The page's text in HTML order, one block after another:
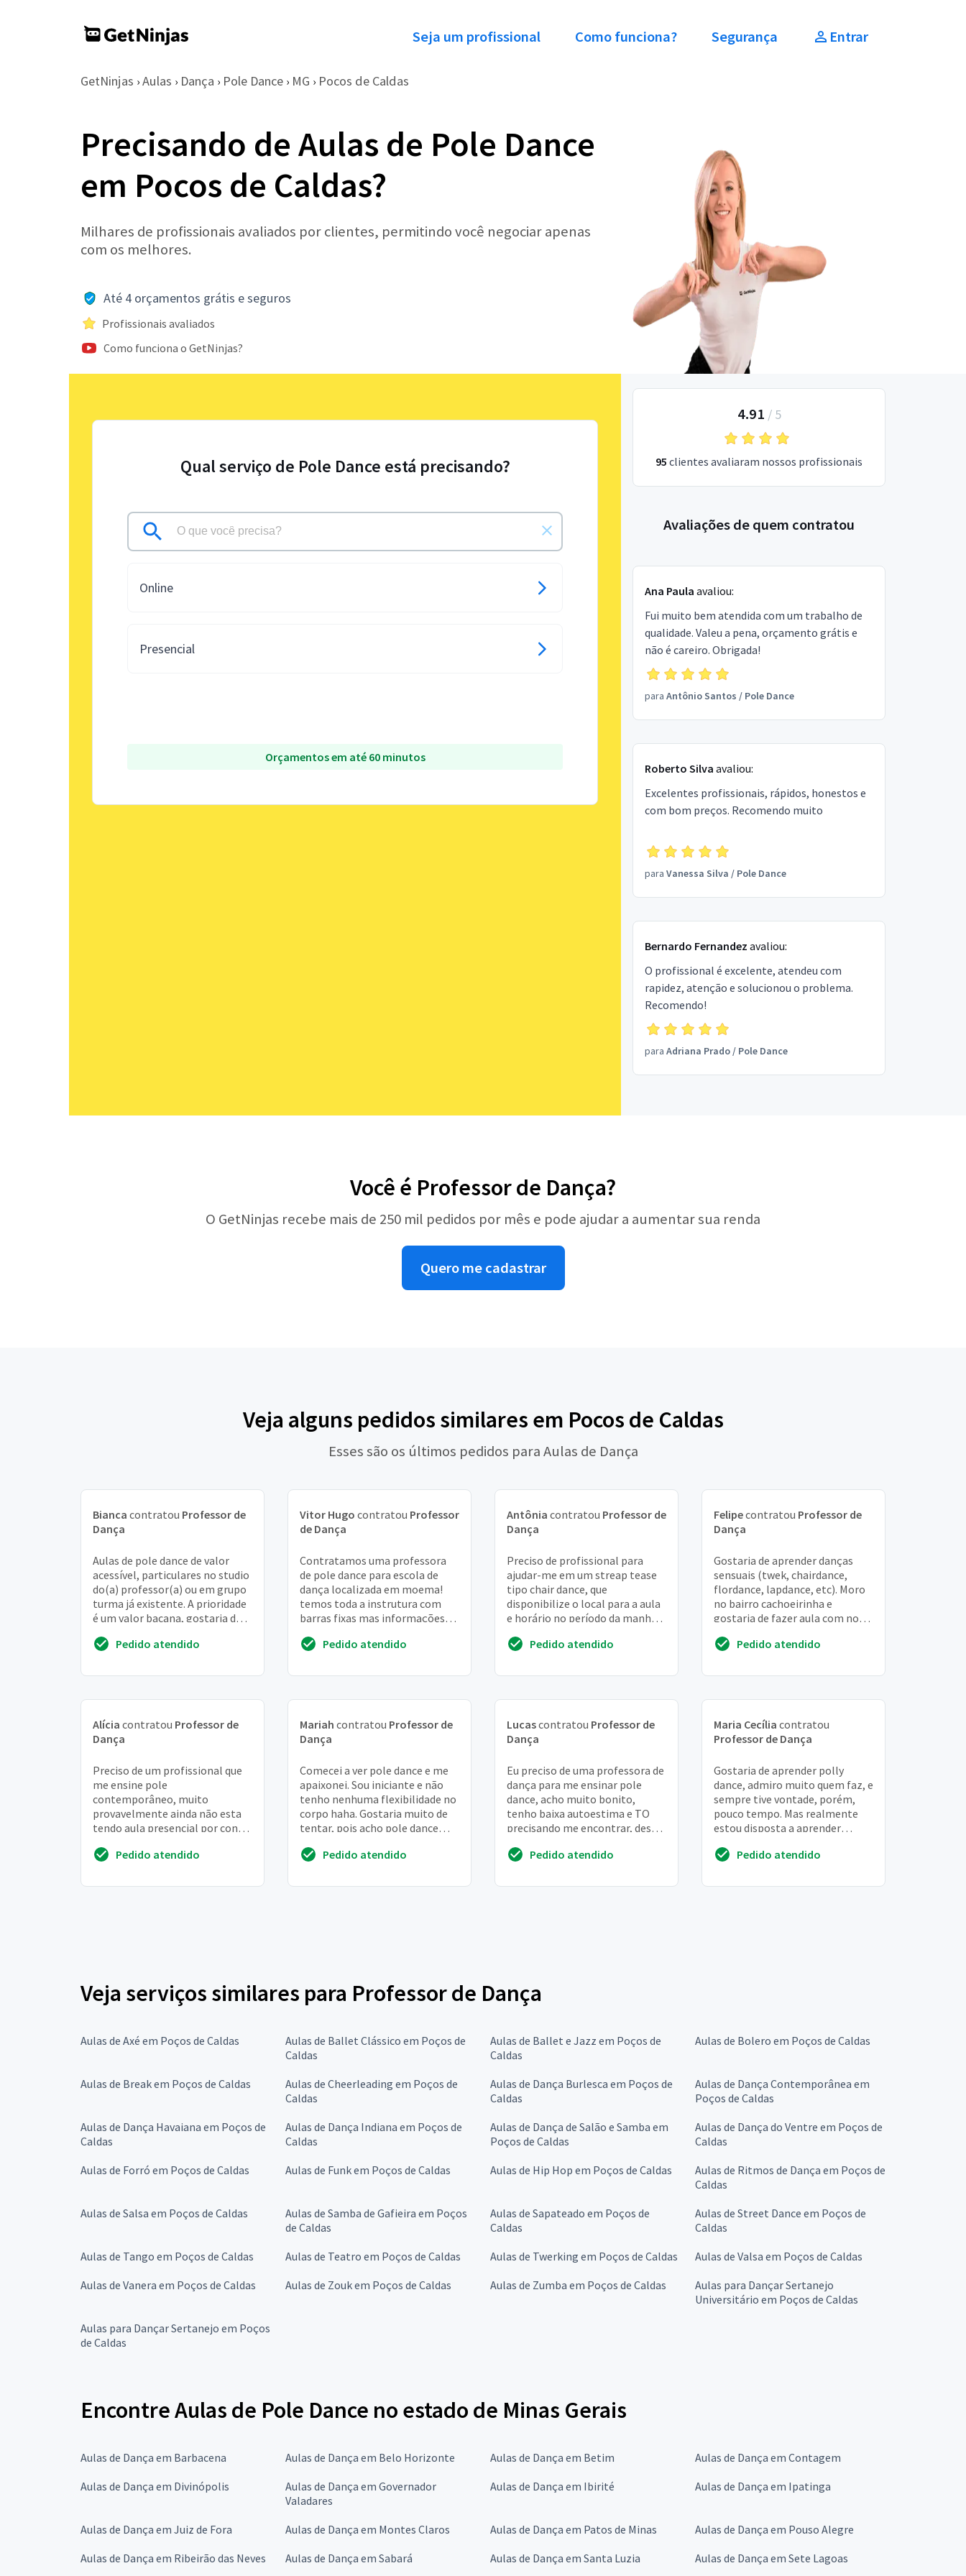
Seja um profissional Como funciona? Segurança Entrar
GetNinjas › Aulas › Dança › Pole Dance › MG › Pocos de Caldas
Precisando de Aulas de Pole Dance
em Pocos de Caldas?
Milhares de profissionais avaliados por clientes, permitindo você negociar apenas
com os melhores.
Até 4 orçamentos grátis e seguros
Profissionais avaliados
Como funciona o GetNinjas?
Qual serviço de Pole Dance está precisando?
Online
Presencial
Orçamentos em até 60 minutos
4.91 / 5
95 clientes avaliaram nossos profissionais
Avaliações de quem contratou
Ana Paula avaliou:
Fui muito bem atendida com um trabalho de
qualidade. Valeu a pena, orçamento grátis e
não é careiro. Obrigada!
para Antônio Santos / Pole Dance
Roberto Silva avaliou:
Excelentes profissionais, rápidos, honestos e
com bom preços. Recomendo muito
para Vanessa Silva / Pole Dance
Bernardo Fernandez avaliou:
O profissional é excelente, atendeu com
rapidez, atenção e solucionou o problema.
Recomendo!
para Adriana Prado/ Pole Dance
Você é Professor de Dança?
O GetNinjas recebe mais de 250 mil pedidos por mês e pode ajudar a aumentar sua renda
Quero me cadastrar
Veja alguns pedidos similares em Pocos de Caldas
Esses são os últimos pedidos para Aulas de Dança
Bianca contratou Professor de
Dança
Aulas de pole dance de valor
acessível, particulares no studio
do(a) professor(a) ou em grupo
turma já existente. A prioridade
é um valor bacana, gostaria de
semana.Pedido atendido
Vitor Hugo contratou Professor
de Dança
Contratamos uma professora
de pole dance para escola de
dança localizada em moema!
temos toda a instrutura com
barras fixas mas informações
Pedido atendido
Antônia contratou Professor de
Dança
Preciso de profissional para
ajudar-me em um streap tease
tipo chair dance, que
disponibilize o local para a aula
e horário no período da manhã,
Preferência por pro...
Pedido atendido
Felipecontratou Professor de
Dança
Gostaria de aprender danças
sensuais (twek, chairdance,
flordance, lapdance, etc). Moro
no bairro cachoeirinha e
gostaria de fazer aula com no
Pedido atendido
Alícia contratou Professor de
Dança
Preciso de um profissional que
me ensine pole
contemporâneo, muito
provavelmente ainda não esta
tendo aula presencial por conta
sendo informada, porque que...
Pedido atendido
Mariah contratou Professor de
Dança
Comecei a ver pole dance e me
apaixonei. Sou iniciante e não
tenho nenhuma flexibilidade no
corpo haha. Gostaria muito de
tentar, pois acho pole dance
Pedido atendido
Lucascontratou Professor de
Dança
Eu preciso de uma professora de
dança para me ensinar pole
dance, acho muito bonito,
tenho baixa autoestima e TO
precisando me encontrar, desde
comigo e c...
Pedido atendido
Maria Cecília contratou
Professor de Dança
Gostaria de aprender polly
dance, admiro muito quem faz, e
sempre tive vontade, porém,
pouco tempo. Mas realmente
estou disposta a aprender
dança maravilhosa
Pedido atendido
Veja serviços similares para Professor de Dança
Aulas de Axé em Poços de Caldas
Aulas de Ballet Clássico em Poços de
Caldas
Aulas de Ballet e Jazz em Poços de
Caldas
Aulas de Bolero em Poços de Caldas
Aulas de Break em Poços de Caldas
Aulas de Cheerleading em Poços de
Caldas
Aulas de Dança Burlesca em Poços de
Caldas
Aulas de Dança Contemporânea em
Poços de Caldas
Aulas de Dança Havaiana em Poços de
Caldas
Aulas de Dança Indiana em Poços de
Caldas
Aulas de Dança de Salão e Samba em
Poços de Caldas
Aulas de Dança do Ventre em Poços de
Caldas
Aulas de Forró em Poços de Caldas
Aulas de Funk em Poços de Caldas Aulas de Hip Hop em Poços de Caldas
Aulas de Ritmos de Dança em Poços de
Caldas
Aulas de Salsa em Poços de Caldas
Aulas de Samba de Gafieira em Poços
de Caldas
Aulas de Sapateado em Poços de
Caldas
Aulas de Street Dance em Poços de
Caldas
Aulas de Tango em Poços de Caldas
Aulas de Teatro em Poços de Caldas Aulas de Twerking em Poços de Caldas
Aulas de Valsa em Poços de Caldas
Aulas de Vanera em Poços de Caldas
Aulas de Zouk em Poços de Caldas Aulas de Zumba em Poços de Caldas
Aulas para Dançar Sertanejo
Universitário em Poços de Caldas
Aulas para Dançar Sertanejo em Poços
de Caldas
Encontre Aulas de Pole Dance no estado de Minas Gerais
Aulas de Dança em Barbacena Aulas de Dança em Belo Horizonte Aulas de Dança em Betim
Aulas de Dança em Contagem
Aulas de Dança em Divinópolis
Aulas de Dança em Governador
Valadares
Aulas de Dança em Ibirité Aulas de Dança em Ipatinga
Aulas de Dança em Juiz de Fora Aulas de Dança em Montes Claros Aulas de Dança em Patos de Minas
Aulas de Dança em Pouso Alegre
Aulas de Dança em Ribeirão das Neves
Aulas de Dança em Sabará Aulas de Dança em Santa Luzia Aulas de Dança em Sete Lagoas